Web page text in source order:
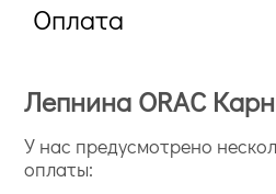
Оплата
Лепнина ORAC
У нас предусмотрено
оплаты: